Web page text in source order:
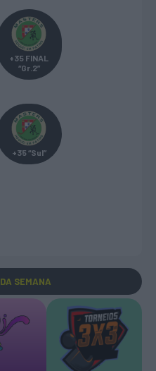
+35 FINAL
“Gr.2”
+35 “Sul”
DA SEMANA